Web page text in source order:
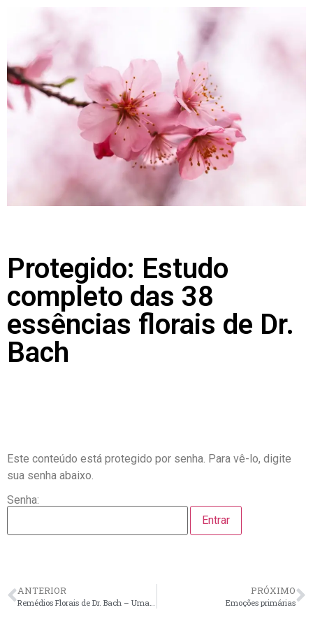
Protegido: Estudo
completo das 38
essências florais de Dr.
Bach
Este conteúdo está protegido por senha. Para vê-lo, digite
sua senha abaixo.
Senha:
ANTERIOR PRÓXIMO
Emoções primárias